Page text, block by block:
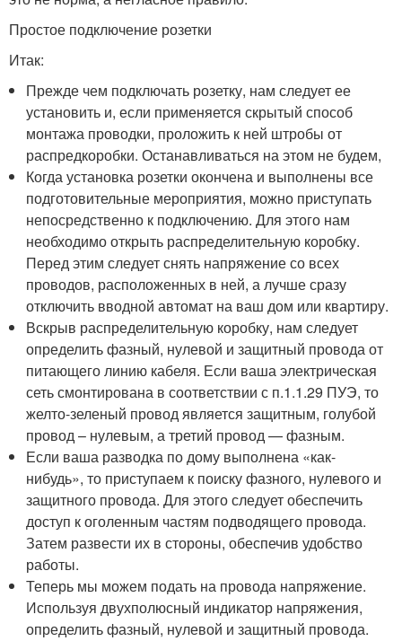
Простое подключение розетки
Итак:
Прежде чем подключать розетку, нам следует ее
установить и, если применяется скрытый способ
монтажа проводки, проложить к ней штробы от
распредкоробки. Останавливаться на этом не будем,
Когда установка розетки окончена и выполнены все
подготовительные мероприятия, можно приступать
непосредственно к подключению. Для этого нам
необходимо открыть распределительную коробку.
Перед этим следует снять напряжение со всех
проводов, расположенных в ней, а лучше сразу
отключить вводной автомат на ваш дом или квартиру.
Вскрыв распределительную коробку, нам следует
определить фазный, нулевой и защитный провода от
питающего линию кабеля. Если ваша электрическая
сеть смонтирована в соответствии с п.1.1.29 ПУЭ, то
желто-зеленый провод является защитным, голубой
провод – нулевым, а третий провод — фазным.
Если ваша разводка по дому выполнена «как-
нибудь», то приступаем к поиску фазного, нулевого и
защитного провода. Для этого следует обеспечить
доступ к оголенным частям подводящего провода.
Затем развести их в стороны, обеспечив удобство
работы.
Теперь мы можем подать на провода напряжение.
Используя двухполюсный индикатор напряжения,
определить фазный, нулевой и защитный провода.